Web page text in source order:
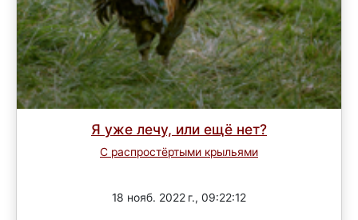
Я уже лечу, или ещё нет?
С распростёртыми крыльями
18 нояб. 2022 г., 09:22:12